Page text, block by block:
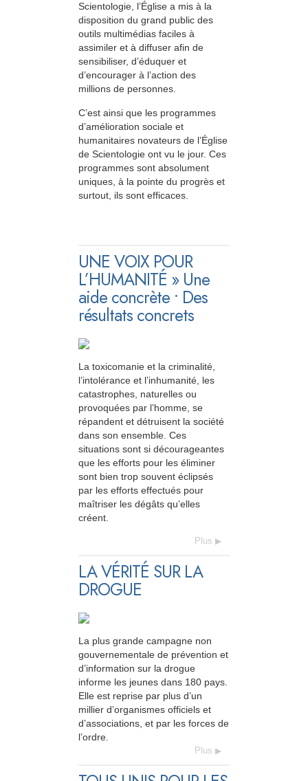
Scientologie, l’Église a mis à la
disposition du grand public des
outils multimédias faciles à
assimiler et à diffuser afin de
sensibiliser, d’éduquer et
d’encourager à l’action des
millions de personnes.
C’est ainsi que les programmes
d’amélioration sociale et
humanitaires novateurs de l’Église
de Scientologie ont vu le jour. Ces
programmes sont absolument
uniques, à la pointe du progrès et
surtout, ils sont efficaces.
UNE VOIX POUR
L’HUMANITÉ » Une
aide concrète • Des
résultats concrets
La toxicomanie et la criminalité,
l’intolérance et l’inhumanité, les
catastrophes, naturelles ou
provoquées par l’homme, se
répandent et détruisent la société
dans son ensemble. Ces
situations sont si décourageantes
que les efforts pour les éliminer
sont bien trop souvent éclipsés
par les efforts effectués pour
maîtriser les dégâts qu’elles
créent.
Plus
LA VÉRITÉ SUR LA
DROGUE
La plus grande campagne non
gouvernementale de prévention et
d’information sur la drogue
informe les jeunes dans 180 pays.
Elle est reprise par plus d’un
millier d’organismes officiels et
d’associations, et par les forces de
l’ordre.
Plus